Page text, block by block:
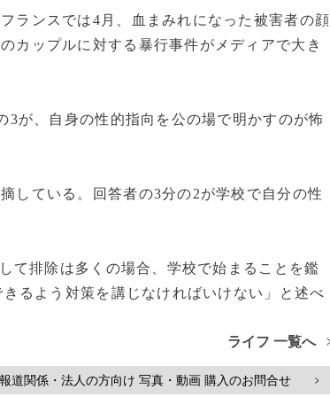
ランスでは4月、血まみれになった被害者の顔
カップルに対する暴行事件がメディアで大き
が、自身の性的指向を公の場で明かすのが怖
している。回答者の3分の2が学校で自分の性
排除は多くの場合、学校で始まることを鑑
るよう対策を講じなければいけない」と述べ
ライフ 一覧へ
道関係・法人の方向け 写真・動画 購入のお問合せ >